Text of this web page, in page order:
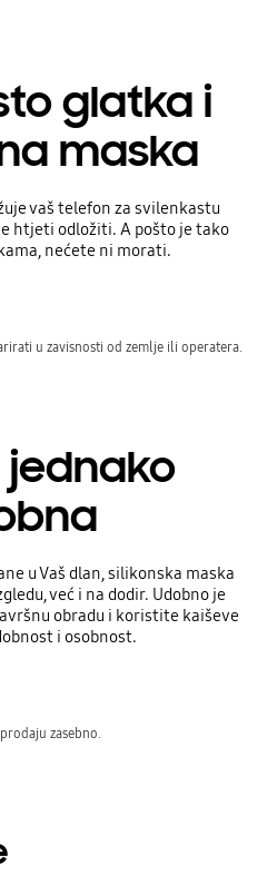
glatka i
maska
vaš telefon za svilenkastu
htjeti odložiti. A pošto je tako
nećete ni morati.
u zavisnosti od zemlje ili operatera.
jednako
u Vaš dlan, silikonska maska
već i na dodir. Udobno je
obradu i koristite kaiševe
i osobnost.
zasebno.